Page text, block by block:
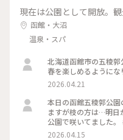
現在は公園として開放。
函館・大沼
温泉・スパ
北海道函館市の五稜
春を楽しめるように
2026.04.21
本日の函館五稜郭公
ますが枝の方は…明日
公園で咲いてました
2026.04.15